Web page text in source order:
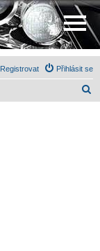
Přihlásit se
Registrovat